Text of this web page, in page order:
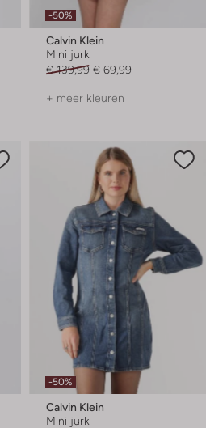
-50%
Calvin Klein
Mini jurk
€ 139,99 € 69,99
+ meer kleuren
-50%
Calvin Klein
Mini jurk